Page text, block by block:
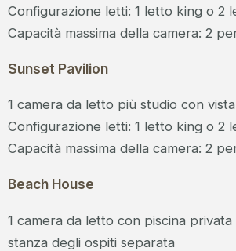
Configurazione letti: 1 letto king o 2
Capacità massima della camera: 2
Sunset Pavilion
1 camera da letto più studio con
Configurazione letti: 1 letto king o 2
Capacità massima della camera: 2
Beach House
1 camera da letto con piscina privata
stanza degli ospiti separata